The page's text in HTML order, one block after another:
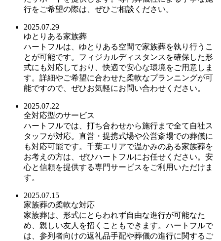
行をご希望の際は、ぜひご相談ください。
2025.07.29
ゆとりある家族葬
ハートフルは、ゆとりある空間で家族葬を執り行うこ
とが可能です。フィジカルディスタンスを確保した形
式にも対応しており、快適で安心な環境をご用意しま
す。詳細やご希望に合わせた柔軟なプランニングが可
能ですので、ぜひお気軽にお問い合わせください。
2025.07.22
全対応型のサービス
ハートフルでは、打ち合わせから施行まで全て自社ス
タッフが対応。直営・提携式場や公営斎場での葬儀に
も対応可能です。千葉エリアで温かみのある家族葬を
お考えの方は、ぜひハートフルにお任せください。安
心と信頼を提供する専門サービスをご利用いただけま
す。
2025.07.15
家族葬の柔軟な対応
家族葬は、形式にとらわれず自由な進行が可能なた
め、親しい友人を招くこともできます。ハートフルで
は、参列者向けの返礼品手配や葬儀の進行に関するご